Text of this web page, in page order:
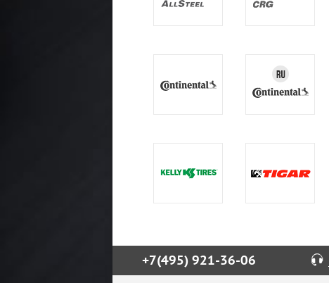
+7(495) 921-36-06